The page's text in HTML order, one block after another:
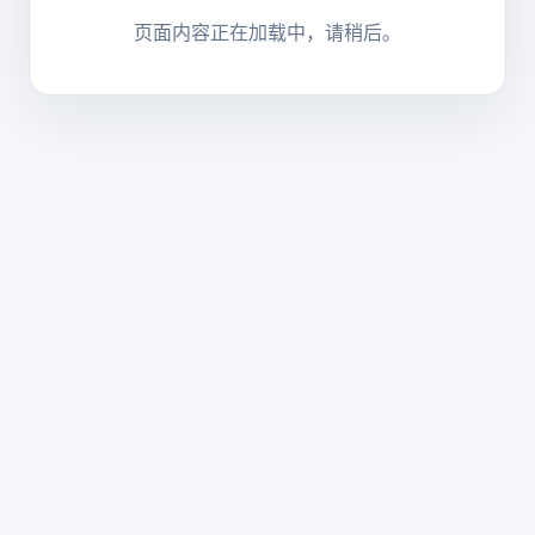
页面内容正在加载中，请稍后。